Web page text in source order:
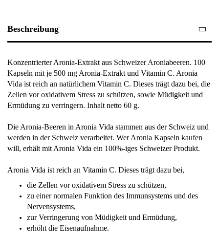
Beschreibung
Konzentrierter Aronia-Extrakt aus Schweizer Aroniabeeren. 100
Kapseln mit je 500 mg Aronia-Extrakt und Vitamin C. Aronia
Vida ist reich an natürlichem Vitamin C. Dieses trägt dazu bei, die
Zellen vor oxidativem Stress zu schützen, sowie Müdigkeit und
Ermüdung zu verringern. Inhalt netto 60 g.
Die Aronia-Beeren in Aronia Vida stammen aus der Schweiz und
werden in der Schweiz verarbeitet. Wer Aronia Kapseln kaufen
will, erhält mit Aronia Vida ein 100%-iges Schweizer Produkt.
Aronia Vida ist reich an Vitamin C. Dieses trägt dazu bei,
die Zellen vor oxidativem Stress zu schützen,
zu einer normalen Funktion des Immunsystems und des
Nervensystems,
zur Verringerung von Müdigkeit und Ermüdung,
erhöht die Eisenaufnahme.